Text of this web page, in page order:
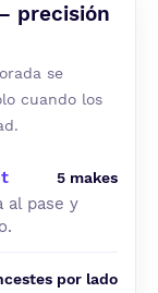
precisión
se
cuando los
5 makes
al pase y
por lado